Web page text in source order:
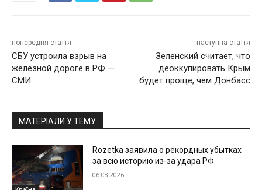
попередня стаття
СБУ устроила взрыв на
железной дороге в РФ —
СМИ
наступна стаття
Зеленский считает, что
деоккупировать Крым
будет проще, чем Донбасс
МАТЕРІАЛИ У ТЕМУ
Rozetka заявила о рекордных убытках
за всю историю из-за удара РФ
06.08.2026